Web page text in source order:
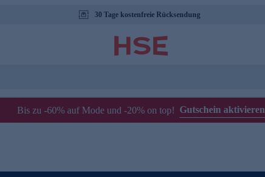
30 Tage kostenfreie Rücksendung
Bis zu -60% auf Mode und -20% on top! Gutschein aktivieren